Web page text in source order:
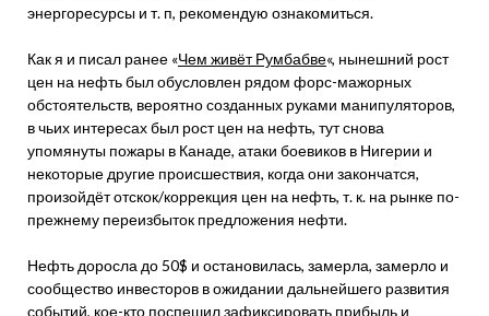
энергоресурсы и т. п, рекомендую ознакомиться.
Как я и писал ранее «Чем живёт Румбабве«, нынешний рост
цен на нефть был обусловлен рядом форс-мажорных
обстоятельств, вероятно созданных руками манипуляторов,
в чьих интересах был рост цен на нефть, тут снова
упомянуты пожары в Канаде, атаки боевиков в Нигерии и
некоторые другие происшествия, когда они закончатся,
произойдёт отскок/коррекция цен на нефть, т. к. на рынке по-
прежнему переизбыток предложения нефти.
Нефть доросла до 50$ и остановилась, замерла, замерло и
сообщество инвесторов в ожидании дальнейшего развития
событий, кое-кто поспешил зафиксировать прибыль и